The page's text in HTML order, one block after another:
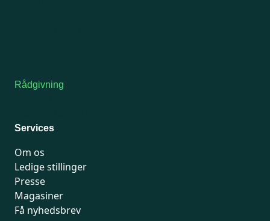
Rådgivning
Services
Om os
Ledige stillinger
Presse
Magasiner
Få nyhedsbrev